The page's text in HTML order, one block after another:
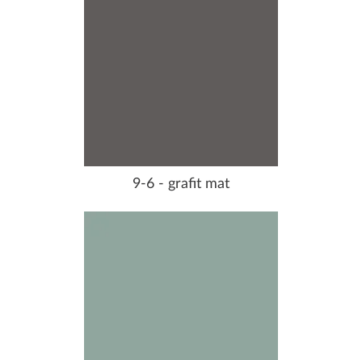
9-6 - grafit mat